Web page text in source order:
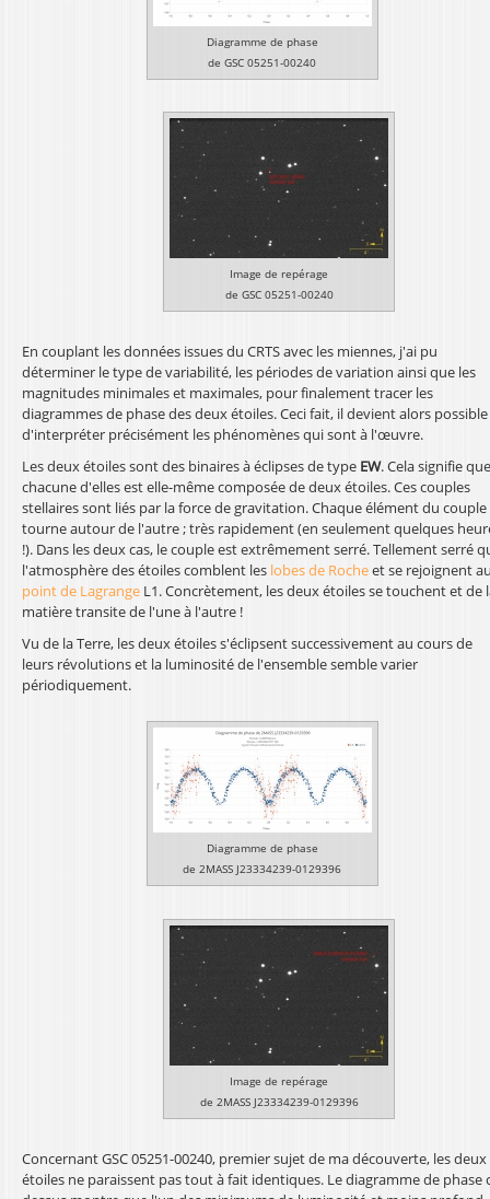
Diagramme de phase
de GSC 05251-00240
Image de repérage
de GSC 05251-00240
En couplant les données issues du CRTS avec les miennes, j'ai pu
déterminer le type de variabilité, les périodes de variation ainsi que les
magnitudes minimales et maximales, pour finalement tracer les
diagrammes de phase des deux étoiles. Ceci fait, il devient alors possible
d'interpréter précisément les phénomènes qui sont à l'œuvre.
Les deux étoiles sont des binaires à éclipses de type EW. Cela signifie que
chacune d'elles est elle-même composée de deux étoiles. Ces couples
stellaires sont liés par la force de gravitation. Chaque élément du couple
tourne autour de l'autre ; très rapidement (en seulement quelques
!). Dans les deux cas, le couple est extrêmement serré. Tellement serré
l'atmosphère des étoiles comblent les lobes de Rocheet se rejoignent
point de Lagrange L1. Concrètement, les deux étoiles se touchent et de
matière transite de l'une à l'autre !
Vu de la Terre, les deux étoiles s'éclipsent successivement au cours de
leurs révolutions et la luminosité de l'ensemble semble varier
périodiquement.
Diagramme de phase
de 2MASS J23334239-0129396
Image de repérage
de 2MASS J23334239-0129396
Concernant GSC 05251-00240, premier sujet de ma découverte, les deux
étoiles ne paraissent pas tout à fait identiques. Le diagramme de phase